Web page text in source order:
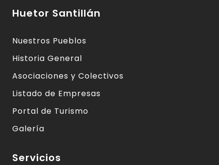
Huetor Santillán
Nuestros Pueblos
Historia General
Asociaciones y Colectivos
Listado de Empresas
Portal de Turismo
Galería
Servicios